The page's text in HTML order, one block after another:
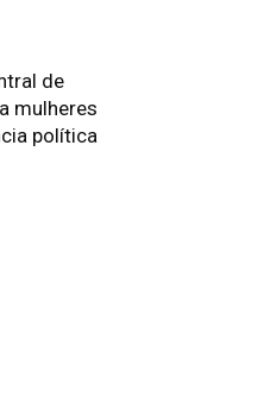
de
mulheres
política